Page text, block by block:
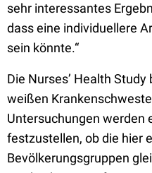
sehr interessantes
dass eine individuellere
sein könnte.“
Die Nurses’ Health
weißen
Untersuchungen werden
festzustellen, ob die hier
Bevölkerungsgruppen